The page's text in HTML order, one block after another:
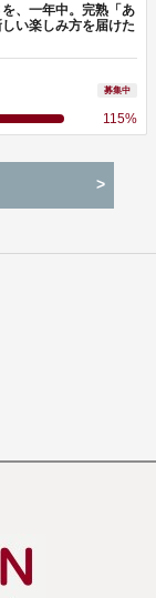
、一年中。完熟「あ
い楽しみ方を届けた
募集中
115%